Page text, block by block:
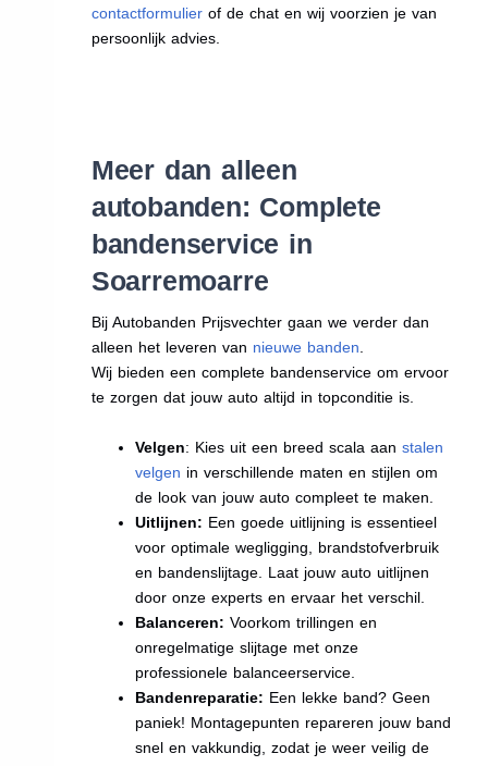
contactformulierof de chat en wij voorzien je van
persoonlijk advies.
Meer dan alleen
autobanden: Complete
bandenservice in
Soarremoarre
Bij Autobanden Prijsvechter gaan we verder dan
alleen het leveren van nieuwe banden.
Wij bieden een complete bandenservice om ervoor
te zorgen dat jouw auto altijd in topconditie is.
Velgen: Kies uit een breed scala aan stalen
velgen in verschillende maten en stijlen om
de look van jouw auto compleet te maken.
Uitlijnen: Een goede uitlijning is essentieel
voor optimale wegligging, brandstofverbruik
en bandenslijtage. Laat jouw auto uitlijnen
door onze experts en ervaar het verschil.
Balanceren: Voorkom trillingen en
onregelmatige slijtage met onze
professionele balanceerservice.
Bandenreparatie: Een lekke band? Geen
paniek! Montagepunten repareren jouw band
snel en vakkundig, zodat je weer veilig de